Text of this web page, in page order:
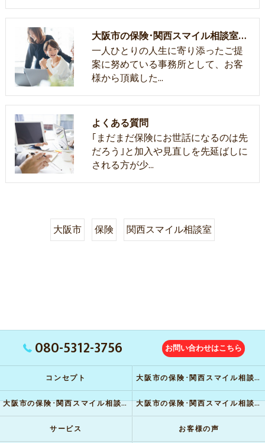
大阪市の保険･関西スマイル相談室のお客様の声
一人ひとりの人生に寄り添ったご提
案に努めている事務所として、お客
様から頂戴した…
よくある質問
｢まだまだ保険にお世話になるのは先
だろう｣と加入や見直しを先延ばしに
される方が少…
大阪市 保険 関西スマイル相談室
080-5312-3756 お問い合わせはこちら
コンセプト 大阪市の保険･関西スマイル相談室の口コミ情報
大阪市の保険･関西スマイル相談室の評判 大阪市の保険･関西スマイル相談室のお客様の声
サービス お客様の声